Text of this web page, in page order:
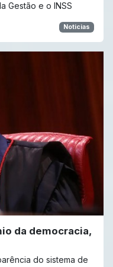
Gestão e o INSS
Noticias
da democracia,
do sistema de